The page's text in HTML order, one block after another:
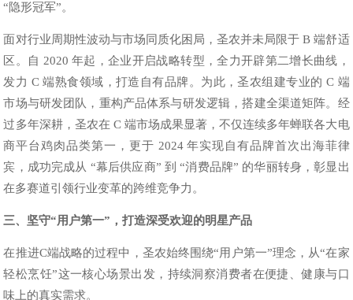
“隐形冠军”。
面对行业周期性波动与市场同质化困局，圣农并未局限于 B 端舒适
区。自 2020 年起，企业开启战略转型，全力开辟第二增长曲线，
发力 C 端熟食领域，打造自有品牌。为此，圣农组建专业的 C 端
市场与研发团队，重构产品体系与研发逻辑，搭建全渠道矩阵。经
过多年深耕，圣农在 C 端市场成果显著，不仅连续多年蝉联各大电
商平台鸡肉品类第一，更于 2024 年实现自有品牌首次出海菲律
宾，成功完成从 “幕后供应商” 到 “消费品牌” 的华丽转身，彰显出
在多赛道引领行业变革的跨维竞争力。
三、坚守“用户第一”，打造深受欢迎的明星产品
在推进C端战略的过程中，圣农始终围绕“用户第一”理念，从“在家
轻松烹饪”这一核心场景出发，持续洞察消费者在便捷、健康与口
味上的真实需求。